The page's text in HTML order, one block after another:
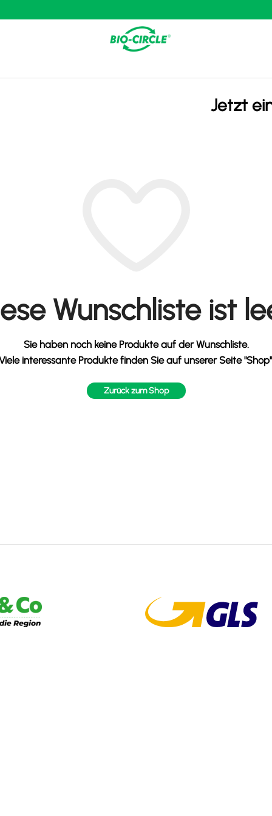
Jetzt
Wunschliste ist
Sie haben noch keine Produkte auf der Wunschliste.
interessante Produkte finden Sie auf unserer Seite
Zurück zum Shop